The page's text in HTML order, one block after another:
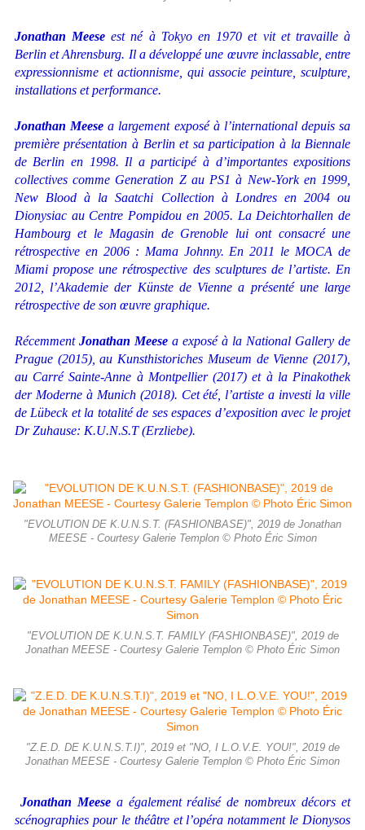
Jonathan Meeseest né à Tokyo en 1970 et vit et travaille à
Berlin et Ahrensburg. Il a développé une œuvre inclassable, entre
expressionnisme et actionnisme, qui associe peinture, sculpture,
installations et performance.
Jonathan Meese a largement exposé à l’international depuis sa
première présentation à Berlin et sa participation à la Biennale
de Berlin en 1998. Il a participé à d’importantes expositions
collectives comme Generation Zau PS1 à New-York en 1999,
New Blood à la Saatchi Collection à Londres en 2004 ou
Dionysiacau Centre Pompidou en 2005. La Deichtorhallen de
Hambourg et le Magasin de Grenoble lui ont consacré une
rétrospective en 2006 : Mama Johnny. En 2011 le MOCA de
Miami propose une rétrospective des sculptures de l’artiste. En
2012, l’Akademie der Künste de Vienne a présenté une large
rétrospective de son œuvre graphique.
Récemment Jonathan Meese a exposé à la National Gallery de
Prague (2015), au Kunsthistoriches Museum de Vienne (2017),
au Carré Sainte-Anne à Montpellier (2017) et à la Pinakothek
der Moderne à Munich (2018). Cet été, l’artiste a investi la ville
de Lübeck et la totalité de ses espaces d’exposition avec le projet
Dr Zuhause: K.U.N.S.T (Erzliebe).
"EVOLUTION DE K.U.N.S.T. (FASHIONBASE)", 2019 de Jonathan
MEESE - Courtesy Galerie Templon © Photo Éric Simon
"EVOLUTION DE K.U.N.S.T. FAMILY (FASHIONBASE)", 2019 de
Jonathan MEESE - Courtesy Galerie Templon © Photo Éric Simon
"Z.E.D. DE K.U.N.S.T.I)", 2019 et "NO, I L.O.V.E. YOU!", 2019 de
Jonathan MEESE - Courtesy Galerie Templon © Photo Éric Simon
Jonathan Meese a également réalisé de nombreux décors et
scénographies pour le théâtre et l’opéra notamment le Dionysos